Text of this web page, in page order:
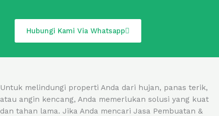
e
t
o
f
Hubungi Kami Via Whatsapp
Untuk melindungi properti Anda dari hujan, panas terik,
atau angin kencang, Anda memerlukan solusi yang kuat
dan tahan lama. Jika Anda mencari Jasa Pembuatan &